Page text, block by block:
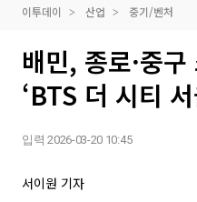
이투데이 산업 중기/벤처
배민, 종로·중
‘BTS 더 시티
입력 2026-03-20 10:45
서이원 기자